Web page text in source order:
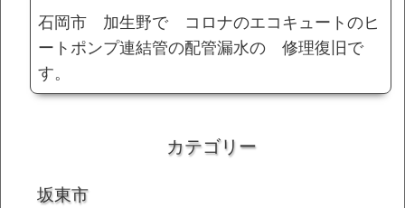
石岡市 加生野で コロナのエコキュートのヒ
ートポンプ連結管の配管漏水の 修理復旧で
す。
カテゴリー
坂東市